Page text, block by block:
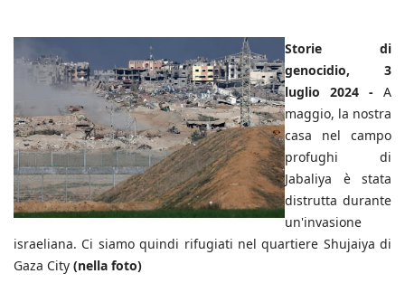
Storie di
genocidio, 3
luglio 2024 - A
maggio, la nostra
casa nel campo
profughi di
Jabaliya è stata
distrutta durante
un'invasione
israeliana. Ci siamo quindi rifugiati nel quartiere Shujaiya di
Gaza City (nella foto)